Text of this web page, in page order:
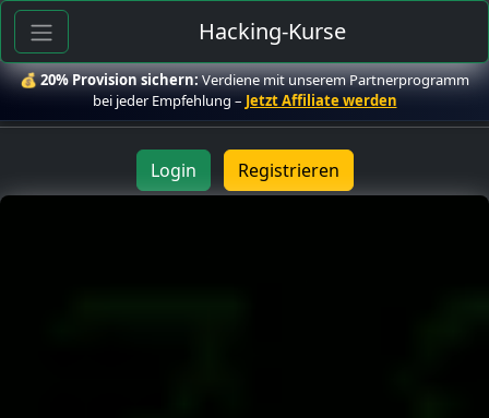
Hacking-Kurse
💰20% Provision sichern:Verdiene mit unserem Partnerprogramm
bei jeder Empfehlung – Jetzt Affiliate werden
Login Registrieren